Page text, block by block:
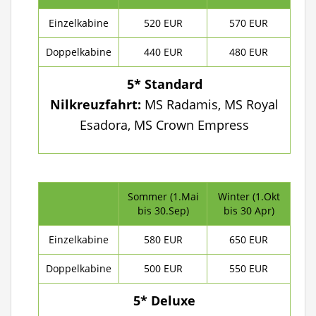
Einzelkabine 520 EUR 570 EUR
Doppelkabine 440 EUR 480 EUR
5* Standard
Nilkreuzfahrt: MS Radamis, MS Royal
Esadora, MS Crown Empress
Sommer (1.Mai
bis 30.Sep)
Winter (1.Okt
bis 30 Apr)
Einzelkabine 580 EUR 650 EUR
Doppelkabine 500 EUR 550 EUR
5* Deluxe